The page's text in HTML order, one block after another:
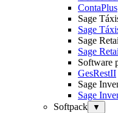
ContaPlus
Sage
Sage
Sage
Sage
Software
GesRestII
Sage
Sage
Softpack
▼